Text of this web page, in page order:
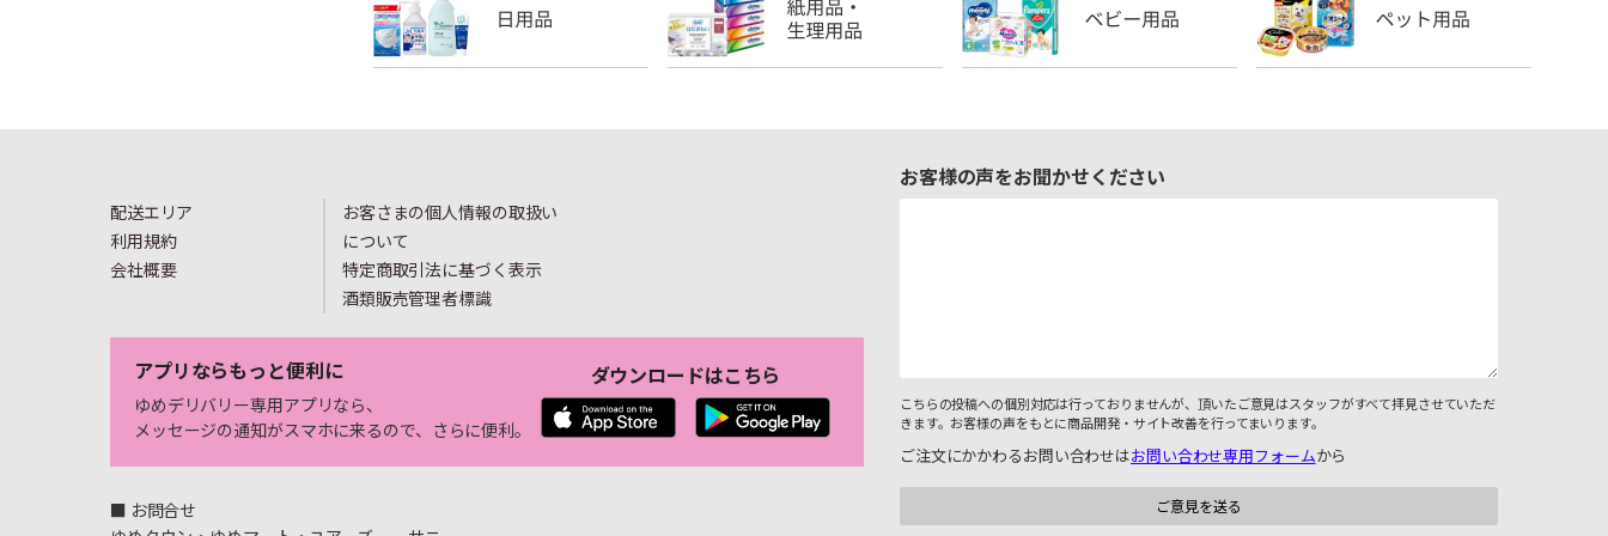
配送エリア
利用規約
会社概要
お客さまの個人情報の取扱い
について
特定商取引法に基づく表示
酒類販売管理者標識
アプリならもっと便利に
ゆめデリバリー専用アプリなら、
メッセージの通知がスマホに来るので、さらに便利。
ダウンロードはこちら
■ お問合せ
お客様の声をお聞かせください
こちらの投稿への個別対応は行っておりませんが、頂いたご意見はスタッフがすべて拝見させていただ
きます。お客様の声をもとに商品開発・サイト改善を行ってまいります。
ご注文にかかわるお問い合わせはお問い合わせ専用フォームから